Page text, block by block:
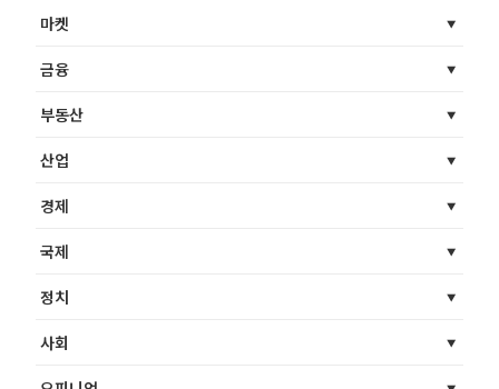
마켓
금융
부동산
산업
경제
국제
정치
사회